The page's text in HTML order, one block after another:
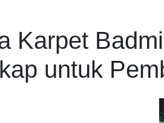
Karpet
untuk